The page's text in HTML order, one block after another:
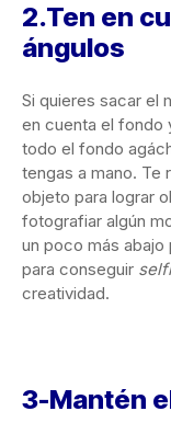
2.Ten en
ángulos
Si quieres sacar el
en cuenta el fondo
todo el fondo
tengas a mano. Te
objeto para lograr
fotografiar algún
un poco más abajo
para conseguir
creatividad.
3-Mantén